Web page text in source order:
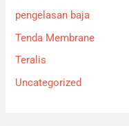
pengelasan baja
Tenda Membrane
Teralis
Uncategorized